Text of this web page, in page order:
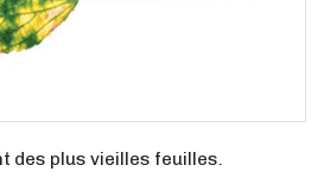
des plus vieilles feuilles.